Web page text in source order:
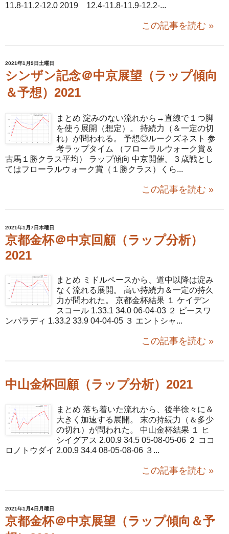
11.8-11.2-12.0 2019 12.4-11.8-11.9-12.2-...
この記事を読む »
2021年1月9日土曜日
シンザン記念＠中京展望（ラップ傾向
＆予想）2021
まとめ 淀みのない流れから→直線で１つ脚
を使う展開（想定）。 持続力（＆一定の切
れ）が問われる。 予想◎ルークズネスト 参
考ラップタイム （フローラルウォーク賞＆
古馬１勝クラス平均） ラップ傾向 中京開催。３歳戦とし
てはフローラルウォーク賞（１勝クラス）くら...
この記事を読む »
2021年1月7日木曜日
京都金杯＠中京回顧（ラップ分析）
2021
まとめ ミドルペースから、道中以降は淀み
なく流れる展開。 高い持続力＆一定の持久
力が問われた。 京都金杯結果 １ ケイデン
スコール 1.33.1 34.0 06-04-03 ２ ピースワ
ンパラディ 1.33.2 33.9 04-04-05 ３ エントシャ...
この記事を読む »
中山金杯回顧（ラップ分析）2021
まとめ 落ち着いた流れから、後半徐々に＆
大きく加速する展開。 末の持続力（＆多少
の切れ）が問われた。 中山金杯結果 １ ヒ
シイグアス 2.00.9 34.5 05-08-05-06 ２ ココ
ロノトウダイ 2.00.9 34.4 08-05-08-06 ３...
この記事を読む »
2021年1月4日月曜日
京都金杯＠中京展望（ラップ傾向＆予